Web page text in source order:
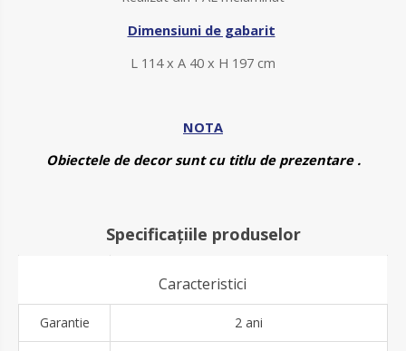
Dimensiuni de gabarit
L 114 x A 40 x H 197 cm
NOTA
Obiectele de decor sunt cu titlu de prezentare .
Specificațiile produselor
Caracteristici
Garantie 2 ani